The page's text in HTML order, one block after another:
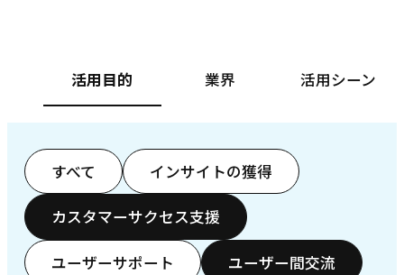
活用目的 業界 活用シーン
すべて インサイトの獲得
カスタマーサクセス支援
ユーザーサポート ユーザー間交流